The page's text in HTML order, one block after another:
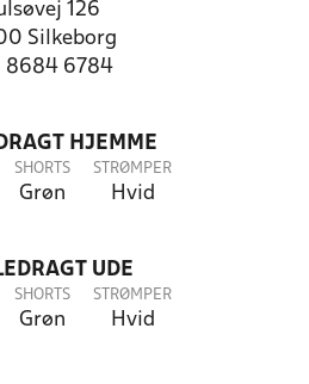
126
Silkeborg
8684 6784
HJEMME
SHORTS
Grøn
STRØMPER
Hvid
UDE
SHORTS
Grøn
STRØMPER
Hvid